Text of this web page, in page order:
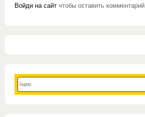
Войди на сайт чтобы оставить комментарий.